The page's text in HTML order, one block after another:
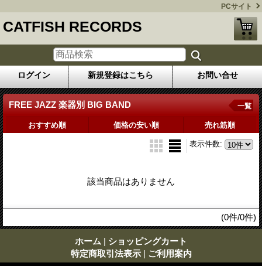
PCサイト
CATFISH RECORDS
ログイン 新規登録はこちら お問い合せ
FREE JAZZ 楽器別 BIG BAND 一覧
おすすめ順 価格の安い順 売れ筋順
表示件数:
該当商品はありません
(0件/0件)
ホーム | ショッピングカート
特定商取引法表示 | ご利用案内